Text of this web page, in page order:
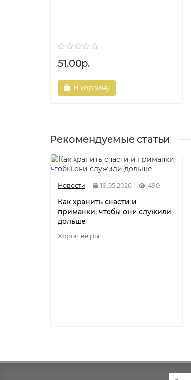
51.00р.
В корзину
Рекомендуемые статьи
Новости 19.05.2026 490
Как хранить снасти и
приманки, чтобы они служили
дольше
Хорошее ры..